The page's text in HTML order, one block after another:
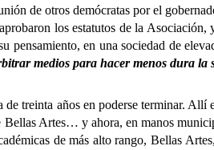
de otros demócratas por el
los estatutos de la
pensamiento, en una sociedad de
medios para hacer menos dura la
años en poderse terminar. Allí
Bellas Artes… y ahora, en manos
de más alto rango, Bellas